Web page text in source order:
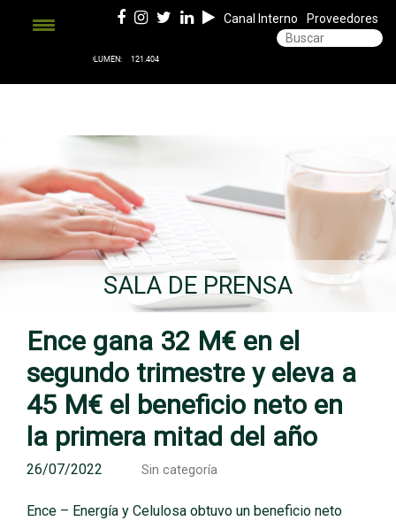
Canal Interno Proveedores
SALA DE PRENSA
Ence gana 32 M€ en el
segundo trimestre y eleva a
45 M€ el beneficio neto en
la primera mitad del año
26/07/2022 Sin categoría
Ence – Energía y Celulosa obtuvo un beneficio neto